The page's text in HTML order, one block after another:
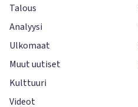
Talous
Analyysi
Ulkomaat
Muut uutiset
Kulttuuri
Videot